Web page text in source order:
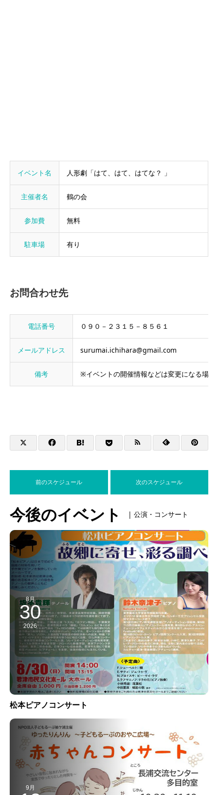
イベント名 人形劇「はて、はて、はてな？ 」
主催者名 鶴の会
参加費 無料
駐車場 有り
お問合わせ先
電話番号 ０９０－２３１５－８５６１
メールアドレス surumai.ichihara@gmail.com
備考 ※イベントの開催情報などは変更になる場
前のスケジュール 次のスケジュール
今後のイベント | 公演・コンサート
8月
30
2026
松本ピアノコンサート
9月